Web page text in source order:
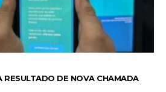
DE NOVA CHAMADA